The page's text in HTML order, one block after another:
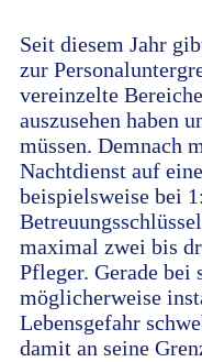
Seit diesem Jahr
zur
vereinzelte
auszusehen haben
müssen. Demnach
Nachtdienst auf
beispielsweise bei
maximal zwei bis
Pfleger. Gerade bei
möglicherweise
Lebensgefahr
damit an seine